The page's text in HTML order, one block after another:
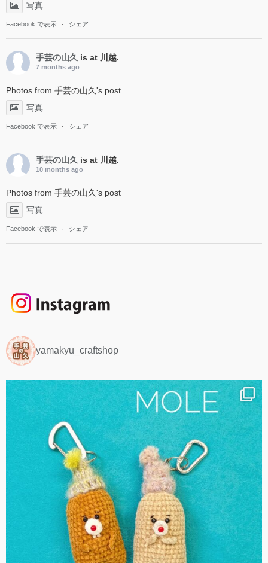
写真
Facebook で表示 · シェア
手芸の山久 is at 川越.
7 months ago
Photos from 手芸の山久's post
写真
Facebook で表示 · シェア
手芸の山久 is at 川越.
10 months ago
Photos from 手芸の山久's post
写真
Facebook で表示 · シェア
yamakyu_craftshop